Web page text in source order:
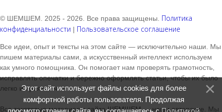
© ШЕМШЕМ. 2025 - 2026. Все права защищены. Политика
конфиденциальности | Пользовательское соглашение
Все идеи, опыт и тексты на этом сайте — исключительно наши. Мы
пишем материалы сами, а искусственный интеллект используем
как умного помощника. Он помогает нам проверять грамотность,
исправлять опечатки и бережно оформлять статьи, чтобы их было
легко и приятно читать.
Все текстовые материалы сайта ШЕМШЕМ — наши авторские. Мы
Этот сайт использует файлы cookies для более
комфортной работы пользователя. Продолжая